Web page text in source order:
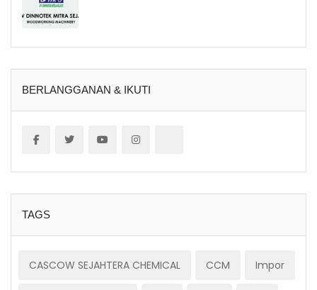
BERLANGGANAN & IKUTI
TAGS
CASCOW SEJAHTERA CHEMICAL CCM Impor